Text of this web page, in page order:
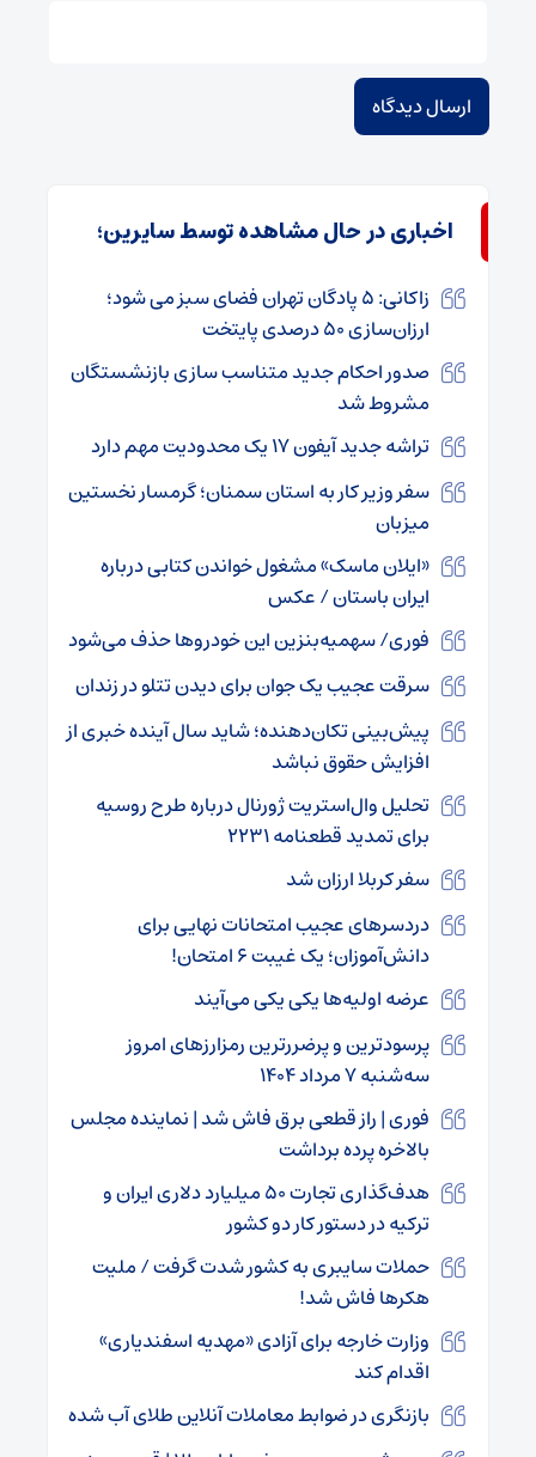
اخباری در حال مشاهده توسط سایرین؛
زاکانی: ۵ پادگان تهران فضای سبز می شود؛
ارزان‌سازی ۵۰ درصدی پایتخت
صدور احکام جدید متناسب‌ سازی بازنشستگان
مشروط شد
تراشه جدید آیفون ۱۷ یک محدودیت مهم دارد
سفر وزیر کار به استان سمنان؛ گرمسار نخستین
میزبان
«ایلان ماسک» مشغول خواندن کتابی درباره
ایران باستان / عکس
فوری/ سهمیه‌بنزین این خودروها حذف می‌شود
سرقت عجیب یک جوان برای دیدن تتلو در زندان
پیش‌بینی تکان‌دهنده؛ شاید سال آینده خبری از
افزایش حقوق نباشد
تحلیل وال‌استریت ژورنال درباره طرح روسیه
برای تمدید قطعنامه ۲۲۳۱
سفر کربلا ارزان شد
دردسرهای عجیب امتحانات نهایی برای
دانش‌آموزان؛ یک غیبت ۶ امتحان!
عرضه اولیه‌ها یکی یکی می‌آیند
پرسودترین و پرضررترین رمزارزهای امروز
سه‌شنبه ۷ مرداد ۱۴۰۴
فوری | راز قطعی برق فاش شد | نماینده مجلس
بالاخره پرده برداشت
هدف‌گذاری تجارت ۵۰ میلیارد دلاری ایران و
ترکیه در دستور کار دو کشور
حملات سایبری به کشور شدت گرفت / ملیت
هکرها فاش شد!
وزارت خارجه برای آزادی «مهدیه اسفندیاری»
اقدام کند
بازنگری در ضوابط معاملات آنلاین طلای آب شده